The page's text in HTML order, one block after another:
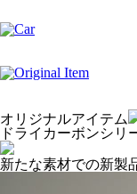
オリジナルアイテム
ドライカーボンシリ
新たな素材での新製